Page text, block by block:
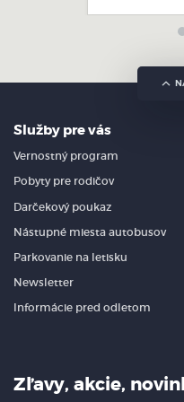
dobrodružstvo spojené s
a relaxovaním, a tiež s
balkánskeho polostrova
kde sa o zábavu stará
pobrežia, Starého
Každý klient má možnosť
konzumáciu
pre Vás prichystaný na
hlavného jedla a dezertu.
Sozopol, Ropotamo
Služby pre vás
Vernostný program
Pobyty pre rodičov
Darčekový poukaz
Nástupné miesta autobusov
Parkovanie na letisku
Newsletter
Informácie pred odletom
Zľavy, akcie,